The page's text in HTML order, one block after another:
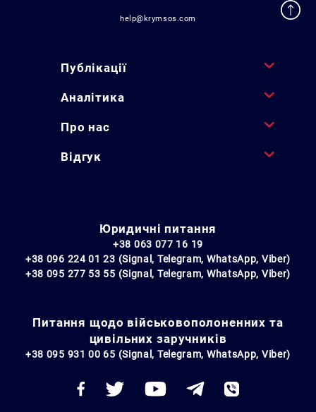
help@krymsos.com
Публікації
Аналітика
Про нас
Відгук
Юридичні питання
+38 063 077 16 19
+38 096 224 01 23 (Signal, Telegram, WhatsApp, Viber)
+38 095 277 53 55 (Signal, Telegram, WhatsApp, Viber)
Питання щодо військовополоненних та
цивільних заручників
+38 095 931 00 65 (Signal, Telegram, WhatsApp, Viber)